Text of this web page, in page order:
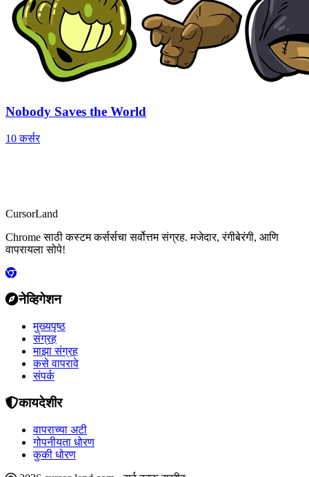
Nobody Saves the World
10 कर्सर
CursorLand
Chrome साठी कस्टम कर्सर्सचा सर्वोत्तम संग्रह. मजेदार, रंगीबेरंगी, आणि
वापरायला सोपे!
नेव्हिगेशन
मुख्यपृष्ठ
संग्रह
माझा संग्रह
कसे वापरावे
संपर्क
कायदेशीर
वापराच्या अटी
गोपनीयता धोरण
कुकी धोरण